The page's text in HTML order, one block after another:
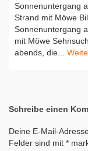
Sonnenuntergang
Strand mit Möwe
Sonnenuntergang
mit Möwe
abends, die...
Schreibe einen
Deine E-Mail-
Felder sind mit *